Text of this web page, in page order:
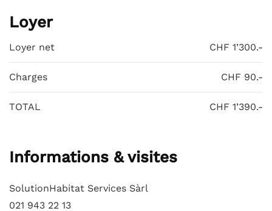
Loyer
Loyer net CHF 1’300.-
Charges CHF 90.-
TOTAL CHF 1’390.-
Informations & visites
SolutionHabitat Services Sàrl
021 943 22 13